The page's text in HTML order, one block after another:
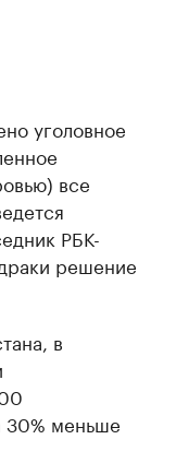
уголовное
все
РБК-
решение
в
30% меньше